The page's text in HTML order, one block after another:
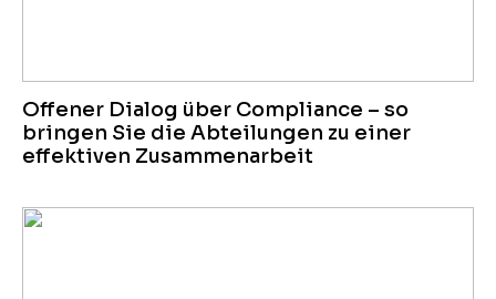
Offener Dialog über Compliance – so
bringen Sie die Abteilungen zu einer
effektiven Zusammenarbeit